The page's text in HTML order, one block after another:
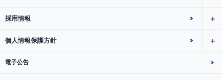
採用情報
個人情報保護方針
電子公告